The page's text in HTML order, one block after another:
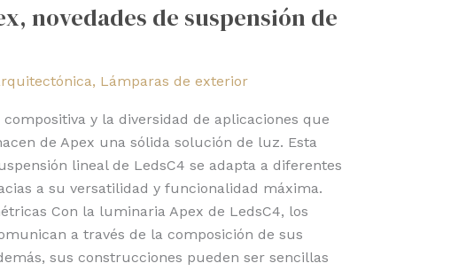
novedades de suspensión de
, Lámparas de exterior
y la diversidad de aplicaciones que
de Apex una sólida solución de luz. Esta
lineal de LedsC4 se adapta a diferentes
a su versatilidad y funcionalidad máxima.
Con la luminaria Apex de LedsC4, los
a través de la composición de sus
sus construcciones pueden ser sencillas